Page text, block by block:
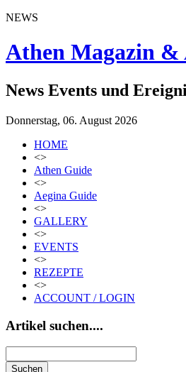
NEWS
Athen Magazin &
News Events und
Donnerstag, 06. August 2026
HOME
<>
Athen Guide
<>
Aegina Guide
<>
GALLERY
<>
EVENTS
<>
REZEPTE
<>
ACCOUNT / LOGIN
Artikel suchen....